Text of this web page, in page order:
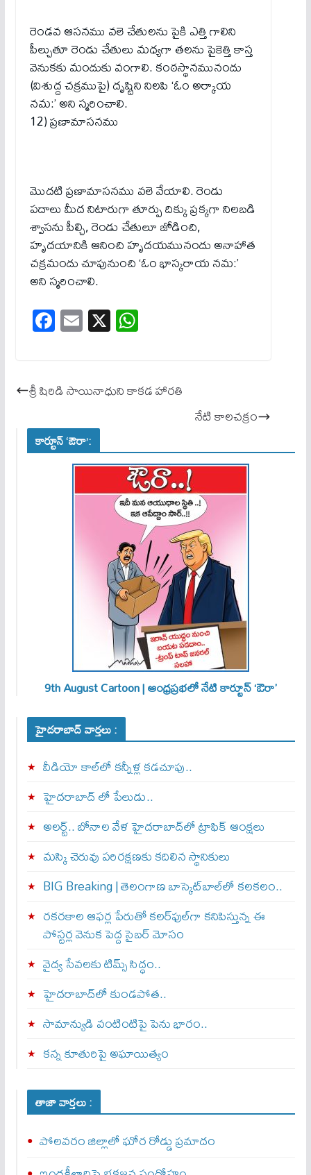
రెండవ ఆసనము వలె చేతులను పైకి ఎత్తి గాలిని
పీల్చుతూ రెండు చేతులు మధ్యగా తలను పైకెత్తి కాస్త
వెనుకకు మందుకు వంగాలి. కంఠస్థానమునందు
(విశుద్ద చక్రముపై) దృష్టిని నిలపి ‘ఓం అర్కాయ
నమ:’ అని స్మరించాలి.
12) ప్రణామాసనము
మొదటి ప్రణామాసనము వలె వేయాలి. రెండు
పదాలు మీద నిటారుగా తూర్పు దిక్కు ప్రక్కగా నిలబడి
శ్వాసను పీల్చి, రెండు చేతులూ జోడించి,
హృదయానికి ఆనించి హృదయమునందు అనాహాత
చక్రమందు చూపునుంచి ‘ఓం భాస్కరాయ నమ:’
అని స్మరించాలి.
Fa
ce
ok
E
m
X W
ha
A
శ్రీ షిరిడి సాయినాధుని కాకడ హారతి
నేటి కాలచక్రం
కార్టూన్ ‘ఔరా’:
9th August Cartoon | ఆంధ్రప్రభలో నేటి కార్టూన్ ‘ఔరా’
హైదరాబాద్ వార్తలు :
వీడియో కాల్‌లో కన్నీళ్ల కడచూపు..
హైదరాబాద్ లో పేలుడు..
అలర్ట్‌.. బోనాల వేళ హైదరాబాద్‌లో ట్రాఫిక్‌ ఆంక్షలు
మస్కి చెరువు పరిరక్షణకు కదిలిన స్థానికులు
BIG Breaking | తెలంగాణ బాస్కెట్‌బాల్‌లో కలకలం..
రకరకాల ఆఫర్ల పేరుతో కలర్‌ఫుల్‌గా కనిపిస్తున్న ఈ
పోస్టర్ల వెనుక పెద్ద సైబర్ మోసం
వైద్య సేవలకు టిమ్స్‌ సిద్ధం..
హైదరాబాద్‌లో కుండపోత..
సామాన్యుడి వంటింటిపై పెను భారం..
కన్న కూతురిపై అఘాయిత్యం
తాజా వార్తలు :
పోలవరం జిల్లాలో ఘోర రోడ్డు ప్రమాదం